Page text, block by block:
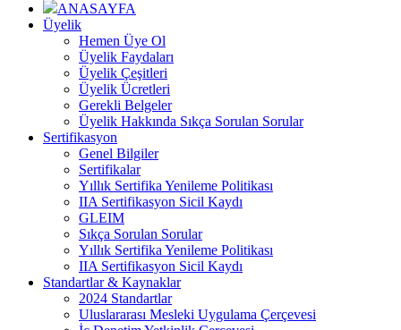
ANASAYFA
Üyelik
Hemen Üye Ol
Üyelik Faydaları
Üyelik Çeşitleri
Üyelik Ücretleri
Gerekli Belgeler
Üyelik Hakkında Sıkça Sorulan Sorular
Sertifikasyon
Genel Bilgiler
Sertifikalar
Yıllık Sertifika Yenileme Politikası
IIA Sertifikasyon Sicil Kaydı
GLEIM
Sıkça Sorulan Sorular
Yıllık Sertifika Yenileme Politikası
IIA Sertifikasyon Sicil Kaydı
Standartlar & Kaynaklar
2024 Standartlar
Uluslararası Mesleki Uygulama Çerçevesi